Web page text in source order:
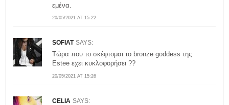
20/05/2021 AT 15:22
εμένα.
SOFIAT SAYS:
20/05/2021 AT 15:26
Τώρα που το σκέφτομαι το bronze goddess της
Estee εχει κυκλοφορήσει ??
CELIA SAYS: